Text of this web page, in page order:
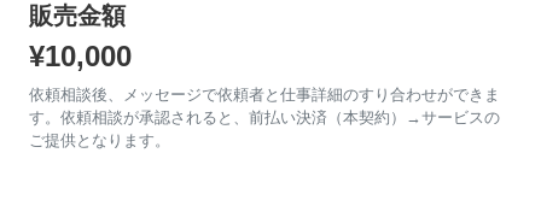
販売金額
¥10,000
依頼相談後、メッセージで依頼者と仕事詳細のすり合わせができま
す。依頼相談が承認されると、前払い決済（本契約）→サービスの
ご提供となります。